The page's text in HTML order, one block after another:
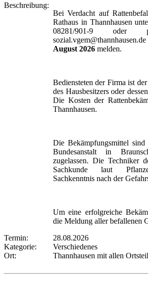
Beschreibung:
Bei Verdacht auf
Rathaus in Thannhausen
08281/901-9
August 2026 melden.
Bediensteten der Firma ist
des Hausbesitzers oder
Die Kosten der
Thannhausen.
Die Bekämpfungsmittel
Bundesanstalt in
zugelassen. Die Techniker
Sachkunde laut
Sachkenntnis nach der
Um eine erfolgreiche
die Meldung aller befallenen
Termin:
28.08.2026
Kategorie:
Verschiedenes
Ort:
Thannhausen mit allen